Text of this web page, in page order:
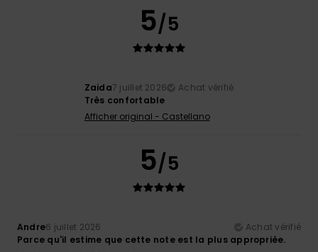
5/5
Zaida7 juillet 2026
Achat vérifié
Très confortable
Afficher original - Castellano
5/5
Andre6 juillet 2026
Achat vérifié
Parce qu'il estime que cette note est la plus appropriée.